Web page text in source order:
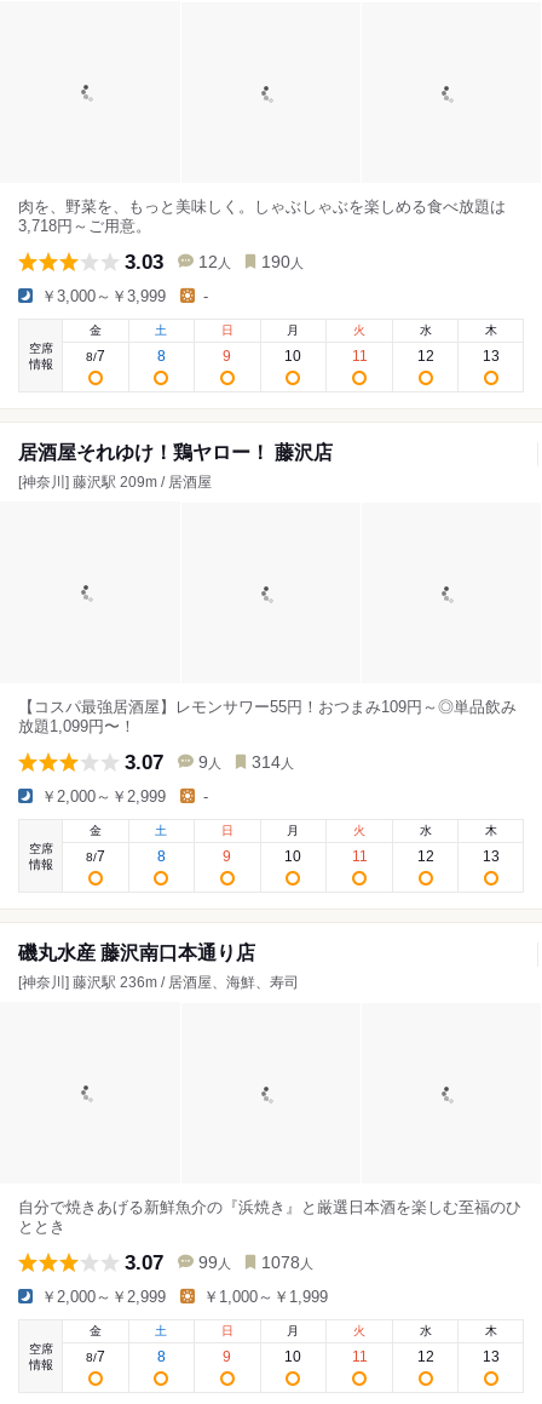
肉を、野菜を、もっと美味しく。しゃぶしゃぶを楽しめる食べ放題は
3,718円～ご用意。
3.03 12 人 190 人
￥3,000～￥3,999 -
空席
情報
金
8/7
土
8
日
9
月
10
火
11
水
12
木
13
居酒屋それゆけ！鶏ヤロー！ 藤沢店
[神奈川] 藤沢駅 209m / 居酒屋
【コスパ最強居酒屋】レモンサワー55円！おつまみ109円～◎単品飲み
放題1,099円〜！
3.07 9 人 314 人
￥2,000～￥2,999 -
空席
情報
金
8/7
土
8
日
9
月
10
火
11
水
12
木
13
磯丸水産 藤沢南口本通り店
[神奈川] 藤沢駅 236m / 居酒屋、海鮮、寿司
自分で焼きあげる新鮮魚介の『浜焼き』と厳選日本酒を楽しむ至福のひ
ととき
3.07 99 人 1078 人
￥2,000～￥2,999 ￥1,000～￥1,999
空席
情報
金
8/7
土
8
日
9
月
10
火
11
水
12
木
13